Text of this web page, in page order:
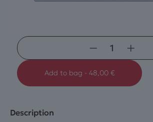
Description
− +
Add to bag - 48,00 €